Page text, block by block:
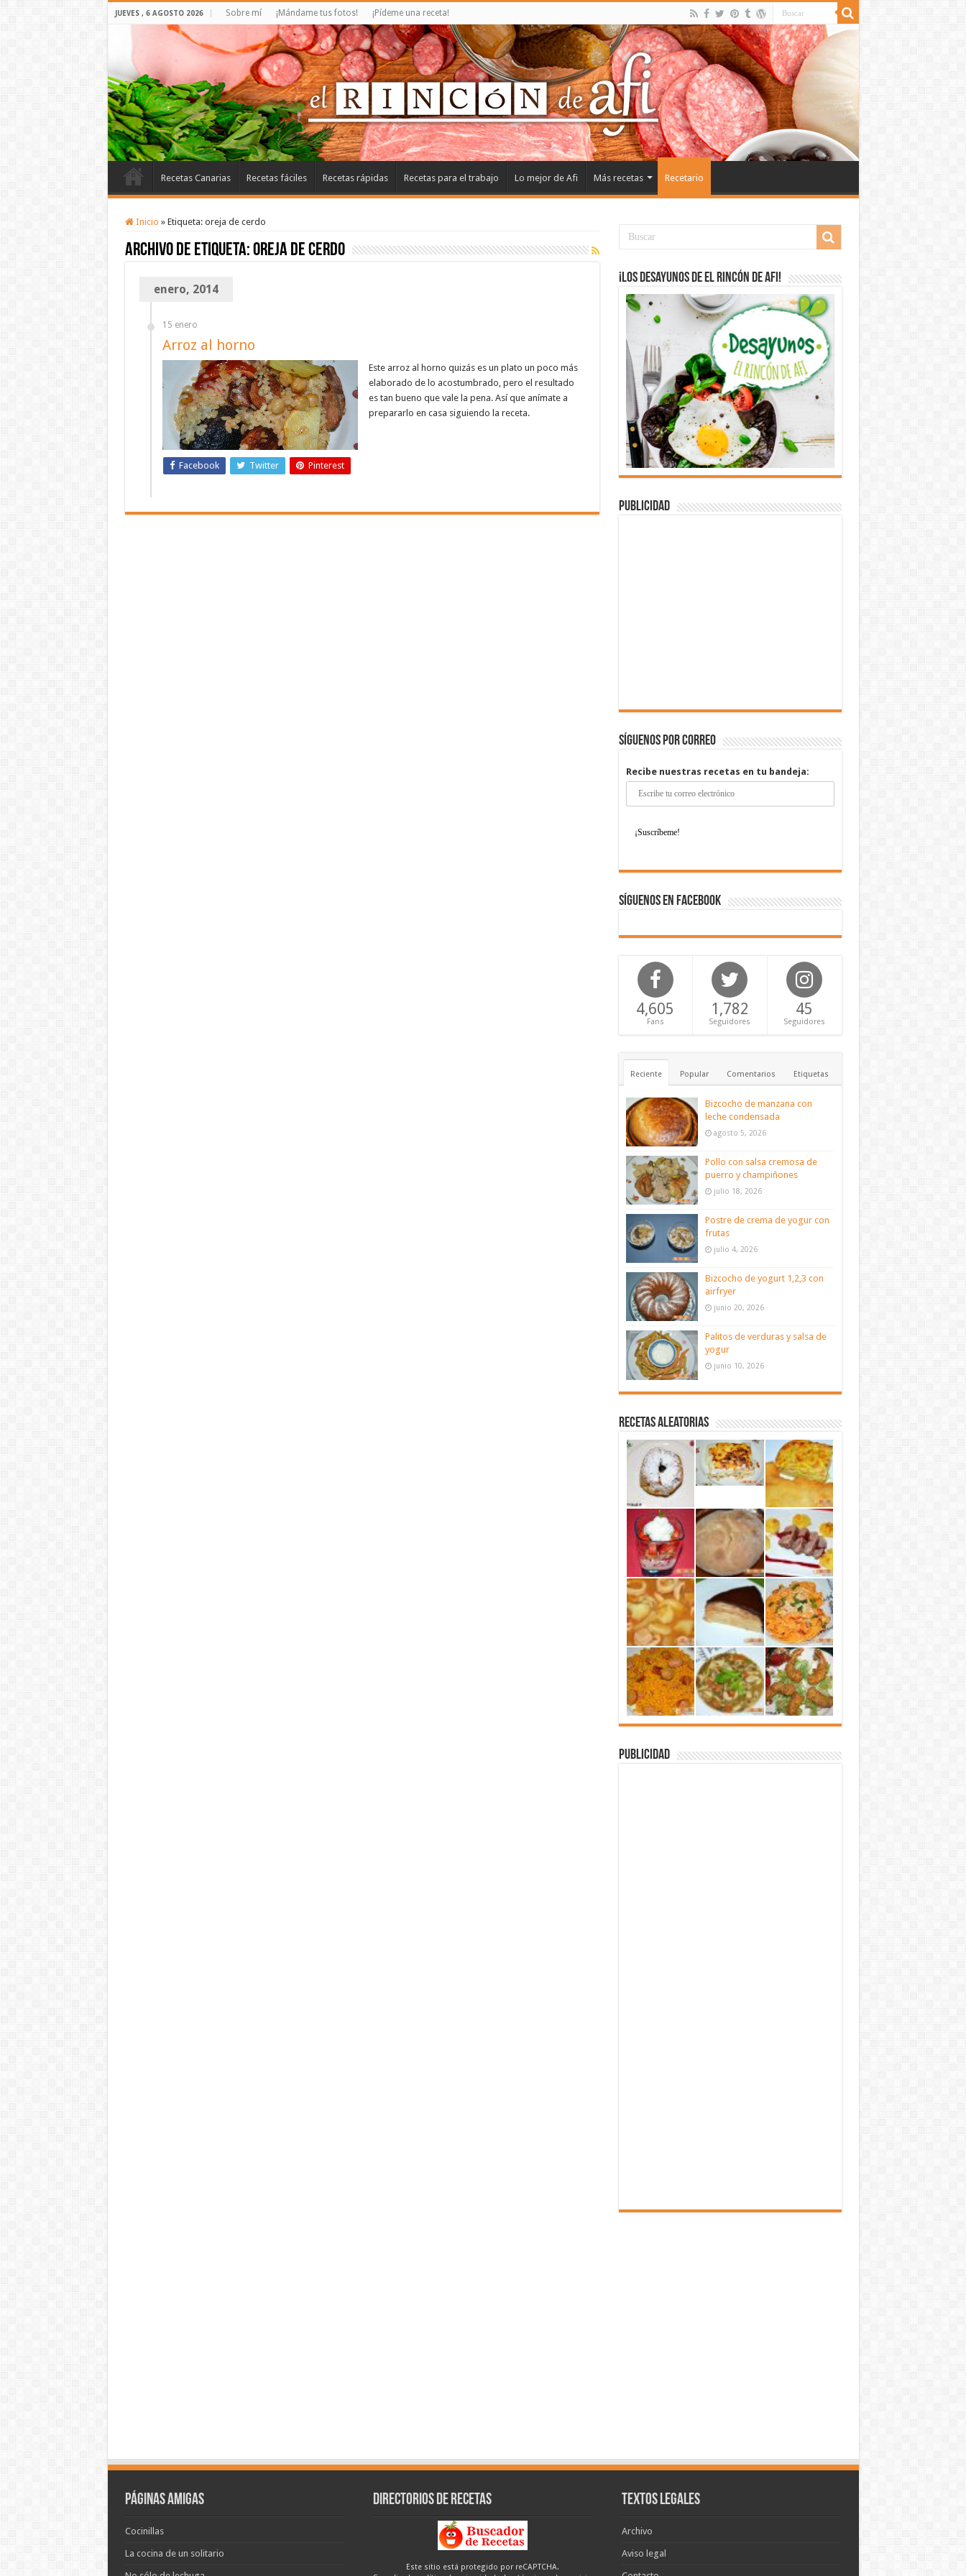
JUEVES , 6 AGOSTO 2026 Sobre mí ¡Mándame tus fotos! ¡Pídeme una receta!
Recetas Canarias Recetas fáciles Recetas rápidas Recetas para el trabajo Lo mejor de Afi Más recetas Recetario
Inicio » Etiqueta: oreja de cerdo
Archivo de etiqueta:oreja de cerdo
enero, 2014
15 enero
Arroz al horno
Este arroz al horno quizás es un plato un poco más
elaborado de lo acostumbrado, pero el resultado
es tan bueno que vale la pena. Así que anímate a
prepararlo en casa siguiendo la receta.
Facebook Twitter Pinterest
¡Los desayunos de El Rincón de Afi!
Publicidad
Síguenos por correo
Recibe nuestras recetas en tu bandeja:
Síguenos en Facebook
4,605
Fans
1,782
Seguidores
45
Seguidores
Reciente Popular Comentarios Etiquetas
Bizcocho de manzana con
leche condensada
agosto 5, 2026
Pollo con salsa cremosa de
puerro y champiñones
julio 18, 2026
Postre de crema de yogur con
frutas
julio 4, 2026
Bizcocho de yogurt 1,2,3 con
airfryer
junio 20, 2026
Palitos de verduras y salsa de
yogur
junio 10, 2026
Recetas aleatorias
Publicidad
Páginas amigas
Cocinillas
La cocina de un solitario
Directorios de recetas
Este sitio está protegido por reCAPTCHA.
Textos legales
Archivo
Aviso legal